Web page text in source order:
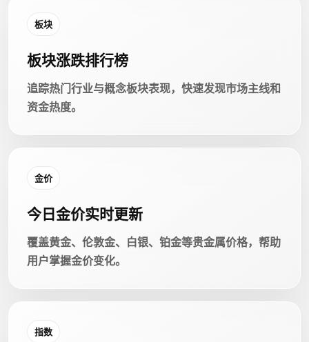
板块
板块涨跌排行榜
追踪热门行业与概念板块表现，快速发现市场主线和
资金热度。
金价
今日金价实时更新
覆盖黄金、伦敦金、白银、铂金等贵金属价格，帮助
用户掌握金价变化。
指数